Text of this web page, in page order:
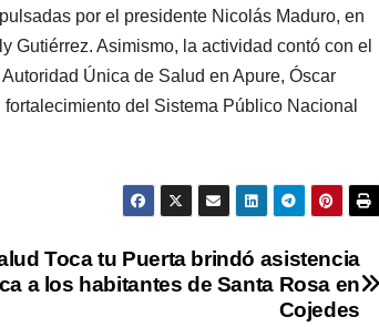
por el presidente Nicolás Maduro, en
Gutiérrez. Asimismo, la actividad contó con el
Única de Salud en Apure, Óscar
del Sistema Público Nacional
Toca tu Puerta brindó asistencia
a los habitantes de Santa Rosa en
Cojedes